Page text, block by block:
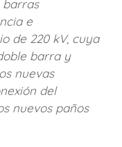
barras
e
de 220 kV, cuya
barra y
nuevas
del
nuevos paños